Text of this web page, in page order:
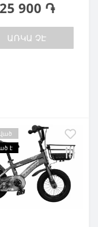
25 900 ֏
ԱՌԿԱ ՉԷ
է